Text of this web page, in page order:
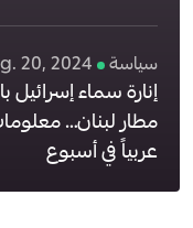
سياسة 20, 2024
إنارة سماء إسرائيل
مطار لبنان…
عربياً في أسبوع